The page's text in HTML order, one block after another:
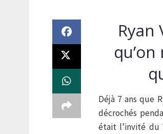
Ryan
Déjà 7 ans que
décrochés
était l’invité du